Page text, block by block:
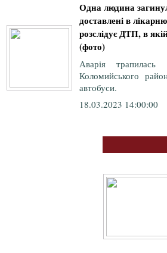
Одна людина
доставлені в
розслідує ДТП, в
(фото)
Аварія
Коломийського
автобуси.
18.03.2023 14:00:00